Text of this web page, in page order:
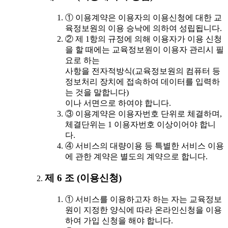
① 이용계약은 이용자의 이용신청에 대한 교
육정보원의 이용 승낙에 의하여 성립됩니다.
② 제 1항의 규정에 의해 이용자가 이용 신청
을 할 때에는 교육정보원이 이용자 관리시 필
요로 하는
사항을 전자적방식(교육정보원의 컴퓨터 등
정보처리 장치에 접속하여 데이터를 입력하
는 것을 말합니다)
이나 서면으로 하여야 합니다.
③ 이용계약은 이용자번호 단위로 체결하며,
체결단위는 1 이용자번호 이상이어야 합니
다.
④ 서비스의 대량이용 등 특별한 서비스 이용
에 관한 계약은 별도의 계약으로 합니다.
제 6 조 (이용신청)
① 서비스를 이용하고자 하는 자는 교육정보
원이 지정한 양식에 따라 온라인신청을 이용
하여 가입 신청을 해야 합니다.